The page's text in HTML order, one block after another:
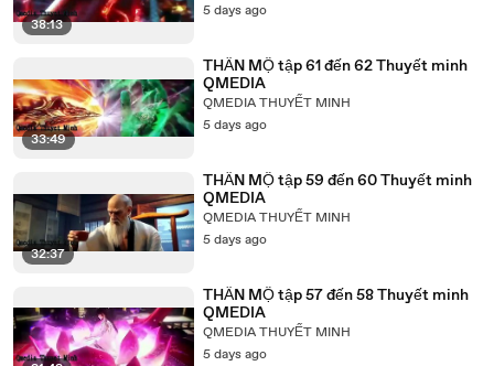
38:13
5 days ago
33:49
THẦN MỘ tập 61 đến 62 Thuyết minh
QMEDIA
QMEDIA THUYẾT MINH
5 days ago
32:37
THẦN MỘ tập 59 đến 60 Thuyết minh
QMEDIA
QMEDIA THUYẾT MINH
5 days ago
THẦN MỘ tập 57 đến 58 Thuyết minh
QMEDIA
QMEDIA THUYẾT MINH
5 days ago